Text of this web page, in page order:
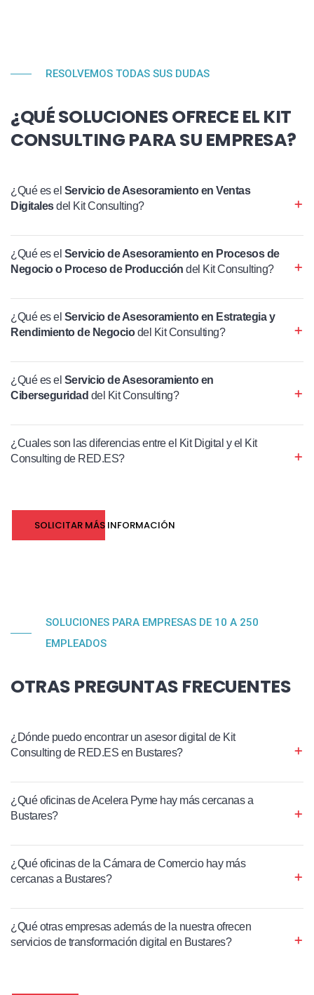
RESOLVEMOS TODAS SUS DUDAS
¿QUÉ SOLUCIONES OFRECE EL KIT
CONSULTING PARA SU EMPRESA?
¿Qué es el Servicio de Asesoramiento en Ventas
Digitalesdel Kit Consulting?
¿Qué es el Servicio de Asesoramiento en Procesos de
Negocio o Proceso de Producción del Kit Consulting?
¿Qué es el Servicio de Asesoramiento en Estrategia y
Rendimiento de Negociodel Kit Consulting?
¿Qué es el Servicio de Asesoramiento en
Ciberseguridad del Kit Consulting?
¿Cuales son las diferencias entre el Kit Digital y el Kit
Consulting de RED.ES?
SOLICITAR MÁS INFORMACIÓN
SOLUCIONES PARA EMPRESAS DE 10 A 250
EMPLEADOS
OTRAS PREGUNTAS FRECUENTES
¿Dónde puedo encontrar un asesor digital de Kit
Consulting de RED.ES en Bustares?
¿Qué oficinas de Acelera Pyme hay más cercanas a
Bustares?
¿Qué oficinas de la Cámara de Comercio hay más
cercanas a Bustares?
¿Qué otras empresas además de la nuestra ofrecen
servicios de transformación digital en Bustares?